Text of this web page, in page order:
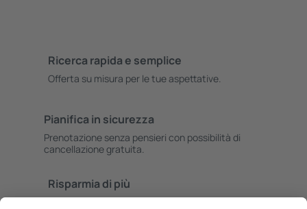
Ricerca rapida e semplice
Offerta su misura per le tue aspettative.
Pianifica in sicurezza
Prenotazione senza pensieri con possibilità di
cancellazione gratuita.
Risparmia di più
Prezzi attraenti e offerte speciali per gli utenti registrati.